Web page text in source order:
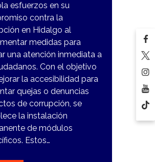
esfuerzos en su
contra la
en Hidalgo al
medidas para
una atención inmediata a
Con el objetivo
la accesibilidad para
quejas o denuncias
de corrupción, se
la instalación
de módulos
Estos…